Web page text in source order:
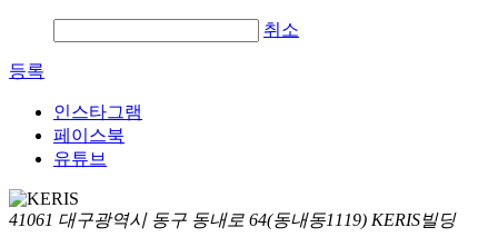
취소
등록
인스타그램
페이스북
유튜브
41061 대구광역시 동구 동내로 64(동내동1119) KERIS빌딩